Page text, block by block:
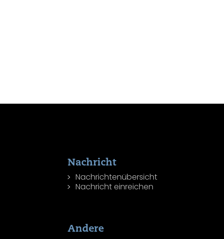
Nachricht
Nachrichtenübersicht
Nachricht einreichen
Andere